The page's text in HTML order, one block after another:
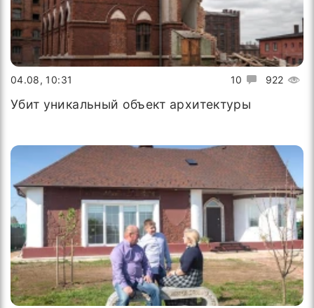
10 922
04.08, 10:31
Убит уникальный объект архитектуры